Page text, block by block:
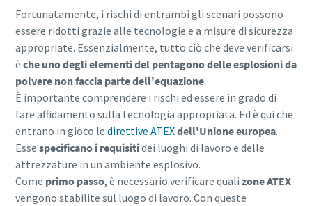
Fortunatamente, i rischi di entrambi gli scenari possono
essere ridotti grazie alle tecnologie e a misure di sicurezza
appropriate. Essenzialmente, tutto ciò che deve verificarsi
è che uno degli elementi del pentagono delle esplosioni da
polvere non faccia parte dell'equazione.
È importante comprendere i rischi ed essere in grado di
fare affidamento sulla tecnologia appropriata. Ed è qui che
entrano in gioco le direttive ATEXdell'Unione europea.
Esse specificano i requisitidei luoghi di lavoro e delle
attrezzature in un ambiente esplosivo.
Come primo passo, è necessario verificare quali zone ATEX
vengono stabilite sul luogo di lavoro. Con queste